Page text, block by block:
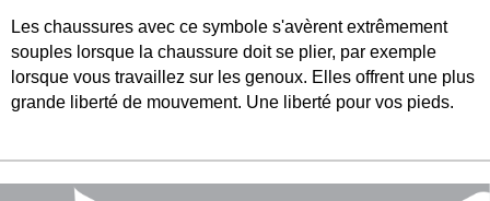
Les chaussures avec ce symbole s'avèrent extrêmement
souples lorsque la chaussure doit se plier, par exemple
lorsque vous travaillez sur les genoux. Elles offrent une plus
grande liberté de mouvement. Une liberté pour vos pieds.